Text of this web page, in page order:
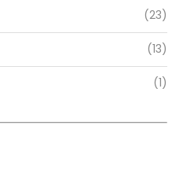
(23)
(13)
(1)